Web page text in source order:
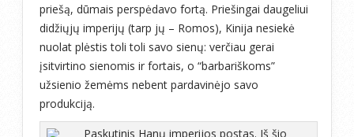
priešą, dūmais perspėdavo fortą. Priešingai daugeliui
didžiųjų imperijų (tarp jų – Romos), Kinija nesiekė
nuolat plėstis toli toli savo sienų: verčiau gerai
įsitvirtino sienomis ir fortais, o “barbariškoms”
užsienio žemėms nebent pardavinėjo savo
produkciją.